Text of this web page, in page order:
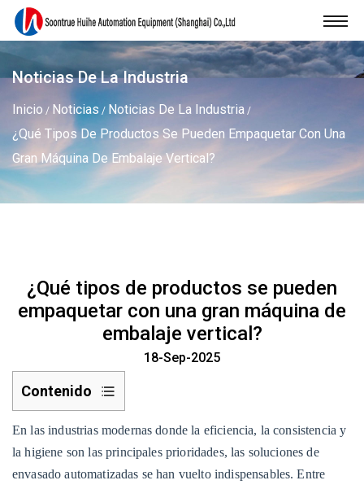
Noticias De La Industria
Inicio / Noticias / Noticias De La Industria /
¿Qué Tipos De Productos Se Pueden Empaquetar Con Una
Gran Máquina De Embalaje Vertical?
¿Qué tipos de productos se pueden
empaquetar con una gran máquina de
embalaje vertical?
18-Sep-2025
Contenido
1
1.
Productos
alimenticios
En las industrias modernas donde la eficiencia, la consistencia y
la higiene son las principales prioridades, las soluciones de
envasado automatizadas se han vuelto indispensables. Entre